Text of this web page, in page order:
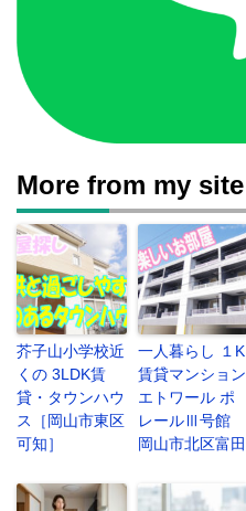
More from my site
芥子山小学校近
くの 3LDK賃
貸・タウンハウ
ス［岡山市東区
可知］
一人暮らし １K
賃貸マンション
エトワール ポ
レールⅢ号館
岡山市北区富田